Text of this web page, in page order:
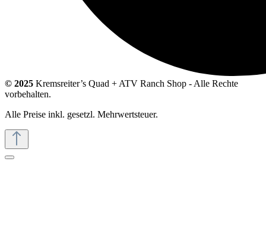
© 2025 Kremsreiter’s Quad + ATV Ranch Shop - Alle Rechte
vorbehalten.
Alle Preise inkl. gesetzl. Mehrwertsteuer.